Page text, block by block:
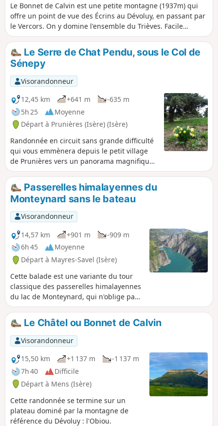
Le Bonnet de Calvin est une petite montagne (1937m) qui
offre un point de vue des Écrins au Dévoluy, en passant par
le Vercors. On y domine l'ensemble du Trièves. Facile
d'accès, mais demandant quand même le pied sur, on s'y
trouve au pied de l'emblématique Obiou (2789m).
Le Serre de Chat Pendu, sous le Col de
Sénepy
Visorandonneur
12,45 km
+641 m
-635 m
5h 25
Moyenne
Départ à Prunières (Isère) (Isère)
Randonnée en circuit sans grande difficulté
qui vous emmènera depuis le petit village
de Prunières vers un panorama magnifique
sur le Trièves et au-delà l'Oisans et le massif
de l'Obiou.
Passerelles himalayennes du
Monteynard sans le bateau
Visorandonneur
14,57 km
+901 m
-909 m
6h 45
Moyenne
Départ à Mayres-Savel (Isère)
Cette balade est une variante du tour
classique des passerelles himalayennes
du lac de Monteynard, qui n'oblige pas
à faire une traversée en bateau
(payante) pour revenir au départ. En
plus, cet itinéraire permet de passer au
Pas du Berlioz (très belle vue sur le lac)
et au Pont de Brion. Ce n'est quasiment
pas plus long qu'en prenant le bateau,
car on n'a pas besoin d'aller jusqu'à
l'embarcadère qui est assez loin. En
revanche, une partie du chemin est à
faire en aller-retour.
Le Châtel ou Bonnet de Calvin
Visorandonneur
15,50 km
+1 137 m
-1 137 m
7h 40
Difficile
Départ à Mens (Isère)
Cette randonnée se termine sur un
plateau dominé par la montagne de
référence du Dévoluy : l'Obiou.